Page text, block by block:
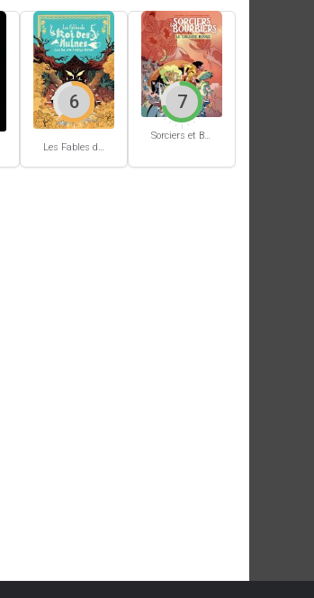
Les Fables du Roi des Aulnes
6
Sorciers et Bourbiers #1
7